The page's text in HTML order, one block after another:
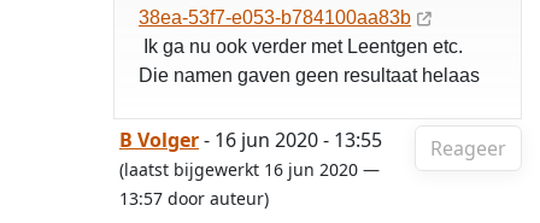
38ea-53f7-e053-b784100aa83b
Ik ga nu ook verder met Leentgen etc.
Die namen gaven geen resultaat helaas
Reageer
B Volger- 16 jun 2020 - 13:55
(laatst bijgewerkt 16 jun 2020 —
13:57 door auteur)